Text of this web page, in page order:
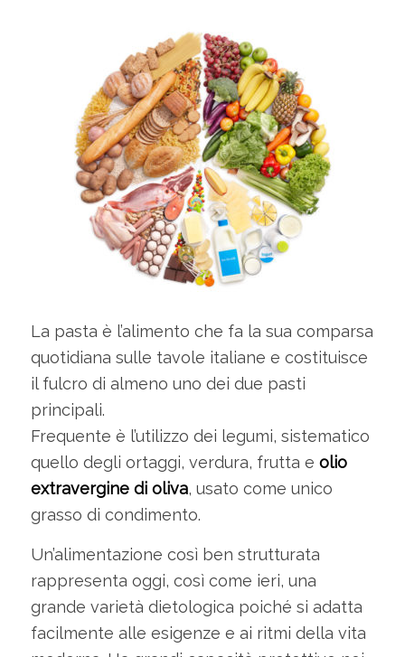
La pasta è l’alimento che fa la sua comparsa
quotidiana sulle tavole italiane e costituisce
il fulcro di almeno uno dei due pasti
principali.
Frequente è l’utilizzo dei legumi, sistematico
quello degli ortaggi, verdura, frutta e olio
extravergine di oliva, usato come unico
grasso di condimento.
Un’alimentazione così ben strutturata
rappresenta oggi, così come ieri, una
grande varietà dietologica poiché si adatta
facilmente alle esigenze e ai ritmi della vita